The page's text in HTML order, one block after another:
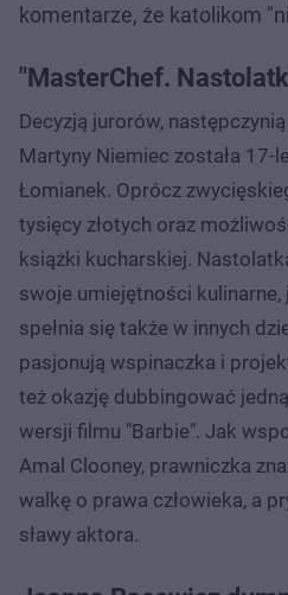
komentarze, że katolikom
"MasterChef.
Decyzją jurorów,
Martyny Niemiec została 17-
Łomianek. Oprócz
tysięcy złotych oraz
książki kucharskiej.
swoje umiejętności
spełnia się także w innych
pasjonują wspinaczka i
też okazję dubbingować
wersji filmu "Barbie". Jak
Amal Clooney, prawniczka
walkę o prawa człowieka, a
sławy aktora.